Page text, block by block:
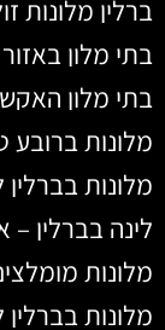
ברלין מלונות
בתי מלון
בתי מלון
מלונות ברובע
מלונות בברלין
לינה בברלין –
מלונות
מלונות